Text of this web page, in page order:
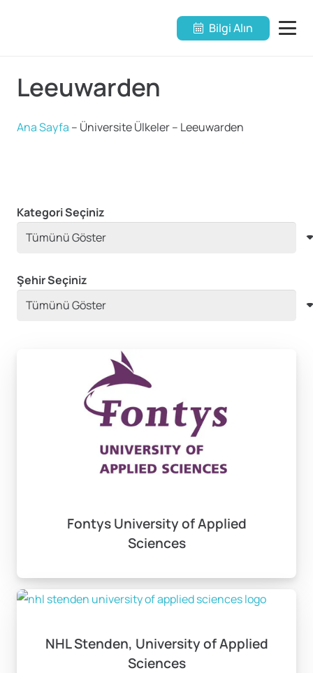
Bilgi Alın
Leeuwarden
Ana Sayfa – Üniversite Ülkeler– Leeuwarden
Kategori Seçiniz
Şehir Seçiniz
Fontys University of Applied
Sciences
NHL Stenden, University of Applied
Sciences